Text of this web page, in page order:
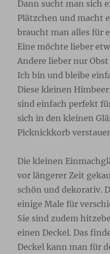
Dann sucht man sich
Plätzchen und macht
braucht man alles für
Eine möchte lieber
Andere lieber nur
Ich bin und bleibe
Diese kleinen
sind einfach perfekt
sich in den kleinen
Picknickkorb
Die kleinen
vor längerer Zeit
schön und dekorativ.
einige Male für
Sie sind zudem
einen Deckel. Das
Deckel kann man für